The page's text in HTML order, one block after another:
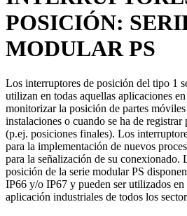
POSICIÓN:
MODULAR PS
Los interruptores de posición del tipo 1
utilizan en todas aquellas aplicaciones
monitorizar la posición de partes
instalaciones o cuando se ha de registrar
(p.ej. posiciones finales). Los
para la implementación de nuevos
para la señalización de su conexionado.
posición de la serie modular PS
IP66 y/o IP67 y pueden ser utilizados
aplicación industriales de todos los